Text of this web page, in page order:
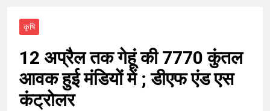
कृषि
12 अप्रैल तक गेहूं की 7770 कुंतल
आवक हुई मंडियों में ; डीएफ एंड एस
कंट्रोलर